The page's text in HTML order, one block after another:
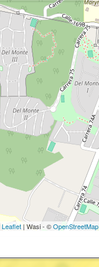
Leaflet | Wasi - ©OpenStreetMap